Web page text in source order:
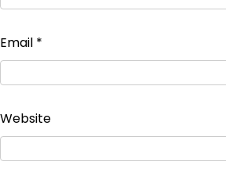
Email *
Website